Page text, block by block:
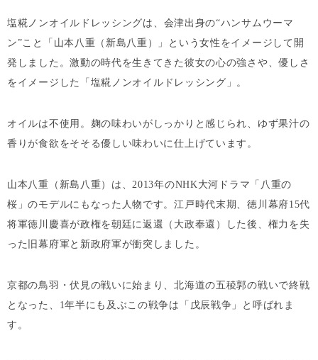
塩糀ノンオイルドレッシングは、会津出身の“ハンサムウーマ
ン”こと「山本八重（新島八重）」という女性をイメージして開
発しました。激動の時代を生きてきた彼女の心の強さや、優しさ
をイメージした「 塩糀ノンオイルドレッシング 」。
オイルは不使用。麹の味わいがしっかりと感じられ、ゆず果汁の
香りが食欲をそそる優しい味わいに仕上げています。
山本八重（新島八重）は、2013年のNHK大河ドラマ「八重の
桜」のモデルにもなった人物です。江戸時代末期、徳川幕府15代
将軍徳川慶喜が政権を朝廷に返還（大政奉還）した後、権力を失
った旧幕府軍と新政府軍が衝突しました。
京都の鳥羽・伏見の戦いに始まり、北海道の五稜郭の戦いで終戦
となった、1年半にも及ぶこの戦争は「戊辰戦争」と呼ばれま
す。